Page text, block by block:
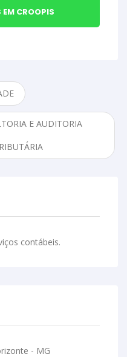
EM CROOPIS
E AUDITORIA
contábeis.
- MG